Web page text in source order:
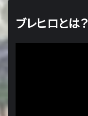
ブレヒロとは？